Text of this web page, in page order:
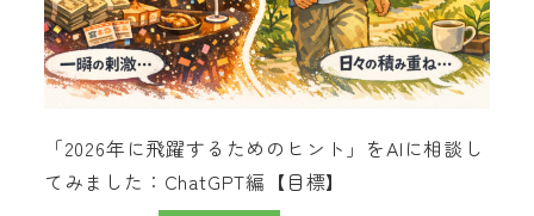
「2026年に飛躍するためのヒント」をAIに相談し
てみました：ChatGPT編【目標】